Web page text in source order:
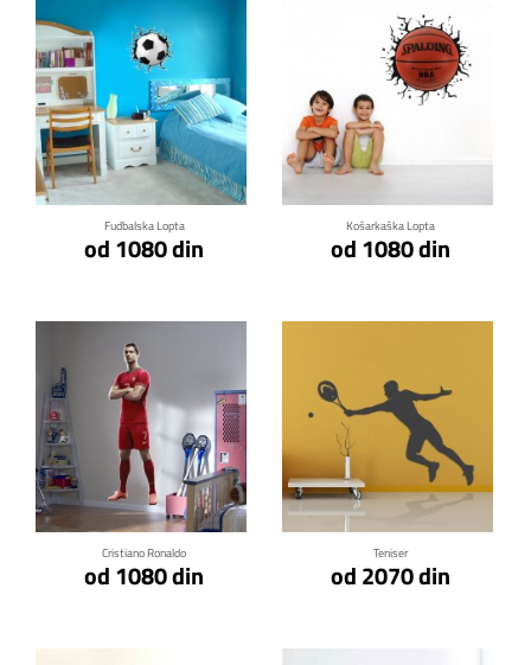
Fudbalska Lopta
od 1080 din
Klikni za detalje
Košarkaška Lopta
od 1080 din
Klikni za detalje
Cristiano Ronaldo
od 1080 din
Klikni za detalje
Teniser
od 2070 din
Klikni za detalje